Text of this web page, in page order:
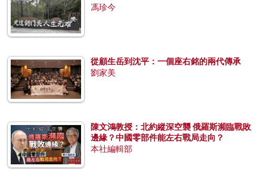
馮珍今
從顧生岳到沈平：一個座右銘的兩代傳承
劉家美
陳文鴻教授：北約縱深空襲 俄羅斯瀕臨戰敗
邊緣？中國零部件能左右戰局走向？
本社編輯部